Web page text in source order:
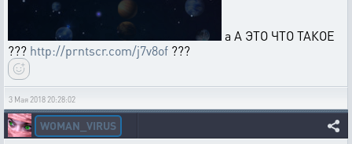
а А ЭТО ЧТО ТАКОЕ
??? http://prntscr.com/j7v8of ???
3 Мая 2018 20:28:02
WOMAN_VIRUS